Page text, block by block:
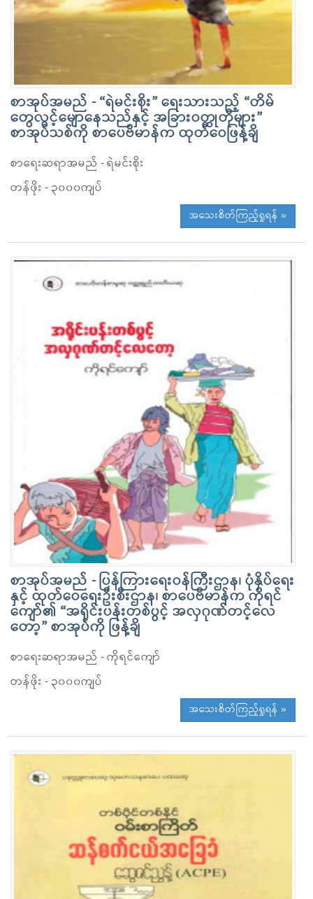
စာအုပ်အမည် - “ရဲမင်းစိုး” ရေးသားသည့် “တိမ်
တွေလွင့်မေျာနေသည်နှင့် အခြားဝတ္ထုတိုများ”
စာအုပ်သစ်ကို စာပေဗိမာန်က ထုတ်ဝေဖြန့်ချိ
စာရေးဆရာအမည် - ရဲမင်းစိုး
တန်ဖိုး - ၃၀၀၀ကျပ်
အသေးစိတ်ကြည့်ရှုရန် »
စာအုပ်အမည် - ပြန်ကြားရေးဝန်ကြီးဌာန၊ ပုံနှိပ်ရေး
နှင့် ထုတ်ဝေရေးဦးစီးဌာန၊ စာပေဗိမာန်က ကိုရင်
ကျော်၏ “အရိုင်းပန်းတစ်ပွင့် အလှဂုဏ်တင့်လေ
တော့” စာအုပ်ကို ဖြန့်ချိ
စာရေးဆရာအမည် - ကိုရင်ကျော်
တန်ဖိုး - ၃၀၀၀ကျပ်
အသေးစိတ်ကြည့်ရှုရန် »